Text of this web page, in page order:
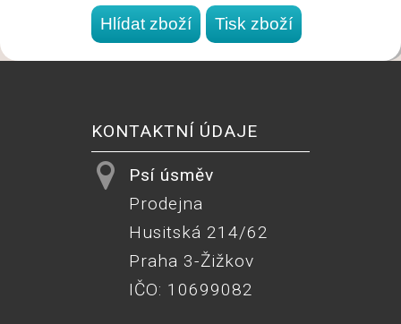
KONTAKTNÍ ÚDAJE
Psí úsměv
Prodejna
Husitská 214/62
Praha 3-Žižkov
IČO: 10699082